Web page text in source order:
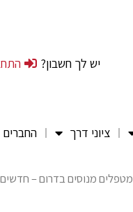
יש לך חשבון?
ציוני דרך החברים
מנוסים בדרום – חדשים